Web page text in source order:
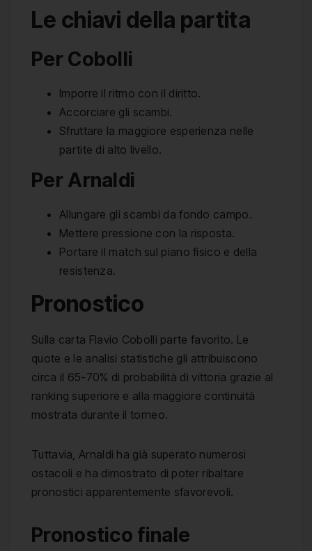
Le chiavi della partita
Per Cobolli
Imporre il ritmo con il diritto.
Accorciare gli scambi.
Sfruttare la maggiore esperienza nelle
partite di alto livello.
Per Arnaldi
Allungare gli scambi da fondo campo.
Mettere pressione con la risposta.
Portare il match sul piano fisico e della
resistenza.
Pronostico
Sulla carta Flavio Cobolli parte favorito. Le
quote e le analisi statistiche gli attribuiscono
circa il 65-70% di probabilità di vittoria grazie al
ranking superiore e alla maggiore continuità
mostrata durante il torneo.
Tuttavia, Arnaldi ha già superato numerosi
ostacoli e ha dimostrato di poter ribaltare
pronostici apparentemente sfavorevoli.
Pronostico finale